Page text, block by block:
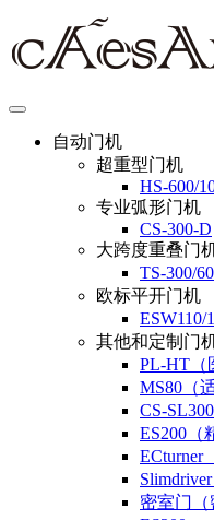
自动门机
超重型门机
HS-600/
专业弧形门机
CS-300-D
大跨度重叠门
TS-300/
欧标平开门机
ESW110/
其他和定制门
PL-HT（
MS80（
CS-
ES200（
ECturner
密室门（